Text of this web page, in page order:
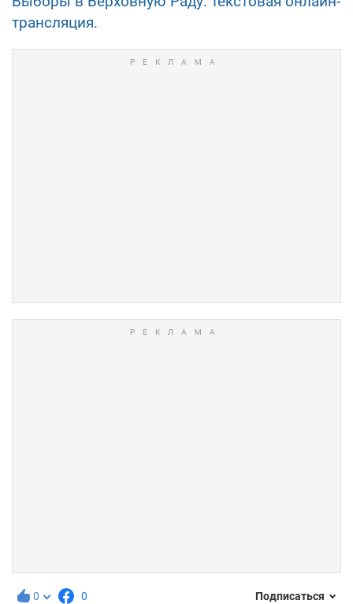
трансляция.
0 0 Подписаться